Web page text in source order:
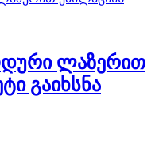
ლაზერით
გაიხსნა